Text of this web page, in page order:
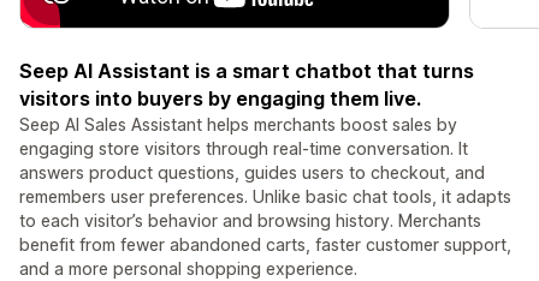
Seep AI Assistant is a smart chatbot that turns
visitors into buyers by engaging them live.
Seep AI Sales Assistant helps merchants boost sales by
engaging store visitors through real-time conversation. It
answers product questions, guides users to checkout, and
remembers user preferences. Unlike basic chat tools, it adapts
to each visitor’s behavior and browsing history. Merchants
benefit from fewer abandoned carts, faster customer support,
and a more personal shopping experience.